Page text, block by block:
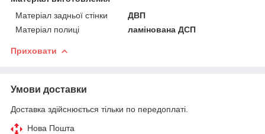
Матеріал задньої стінки
ДВП
Матеріал полиці
ламінована ДСП
Приховати
Умови доставки
Доставка здійснюється тільки по передоплаті.
Нова Пошта